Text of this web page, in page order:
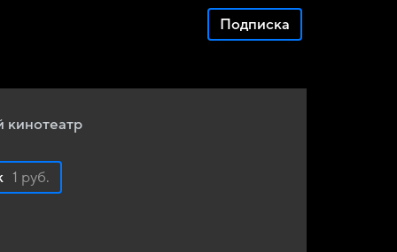
Подписка
кинотеатр
1 руб.